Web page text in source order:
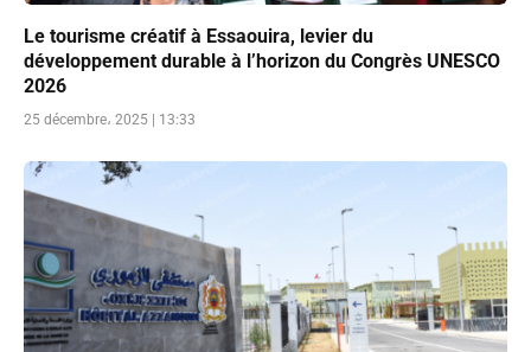
Le tourisme créatif à Essaouira, levier du
développement durable à l’horizon du Congrès UNESCO
2026
25 décembre، 2025 | 13:33